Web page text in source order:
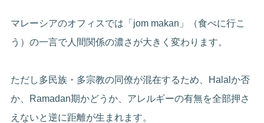
マレーシアのオフィスでは「jom makan」（食べに行こ
う）の一言で人間関係の濃さが大きく変わります。
ただし多民族・多宗教の同僚が混在するため、Halalか否
か、Ramadan期かどうか、アレルギーの有無を全部押さ
えないと逆に距離が生まれます。